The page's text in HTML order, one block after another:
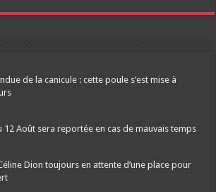
de la canicule : cette poule s’est mise à
12 Août sera reportée en cas de mauvais temps
Dion toujours en attente d’une place pour